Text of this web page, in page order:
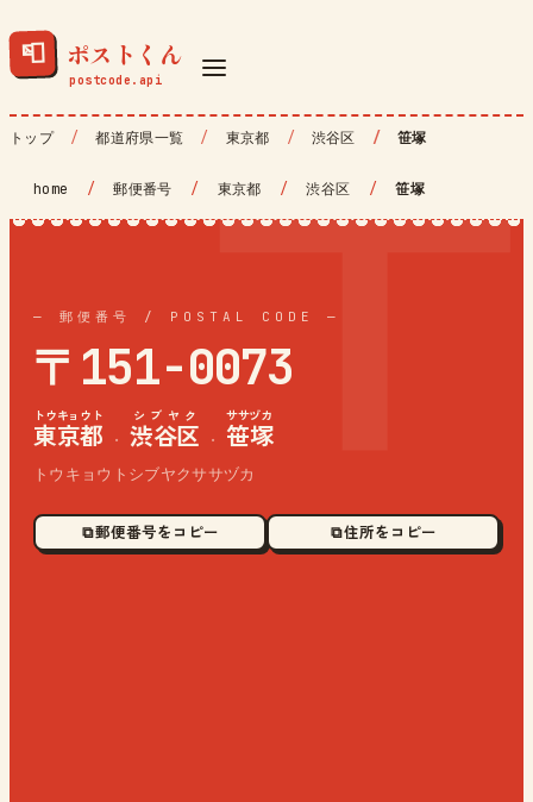
📮 ポストくん
トップ 都道府県一覧 東京都 渋谷区 笹塚
home / 郵便番号 / 東京都 / 渋谷区 / 笹塚
— 郵便番号 / POSTAL CODE —
〒151-0073
東京都
トウキョウト
· 渋谷区
シブヤク
· 笹塚
ササヅカ
トウキョウトシブヤクササヅカ
⧉ 郵便番号をコピー ⧉ 住所をコピー